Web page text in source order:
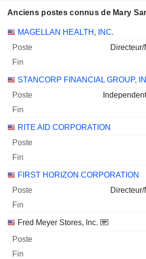
Anciens postes connus de Mary
Sociétés Poste Fin
MAGELLAN HEALTH, INC.
STANCORP FINANCIAL GROUP,
RITE AID CORPORATION
FIRST HORIZON CORPORATION
Fred Meyer Stores, Inc.